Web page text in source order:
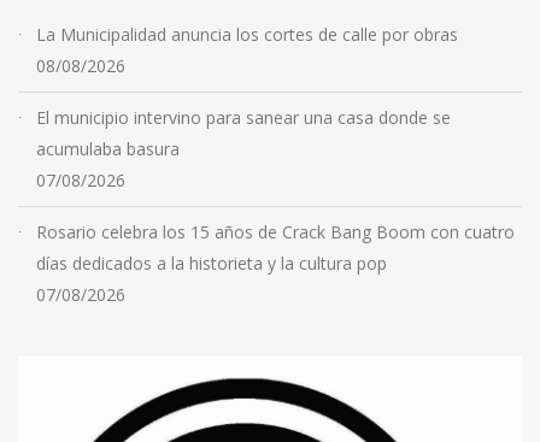
La Municipalidad anuncia los cortes de calle por obras
08/08/2026
El municipio intervino para sanear una casa donde se
acumulaba basura
07/08/2026
Rosario celebra los 15 años de Crack Bang Boom con cuatro
días dedicados a la historieta y la cultura pop
07/08/2026